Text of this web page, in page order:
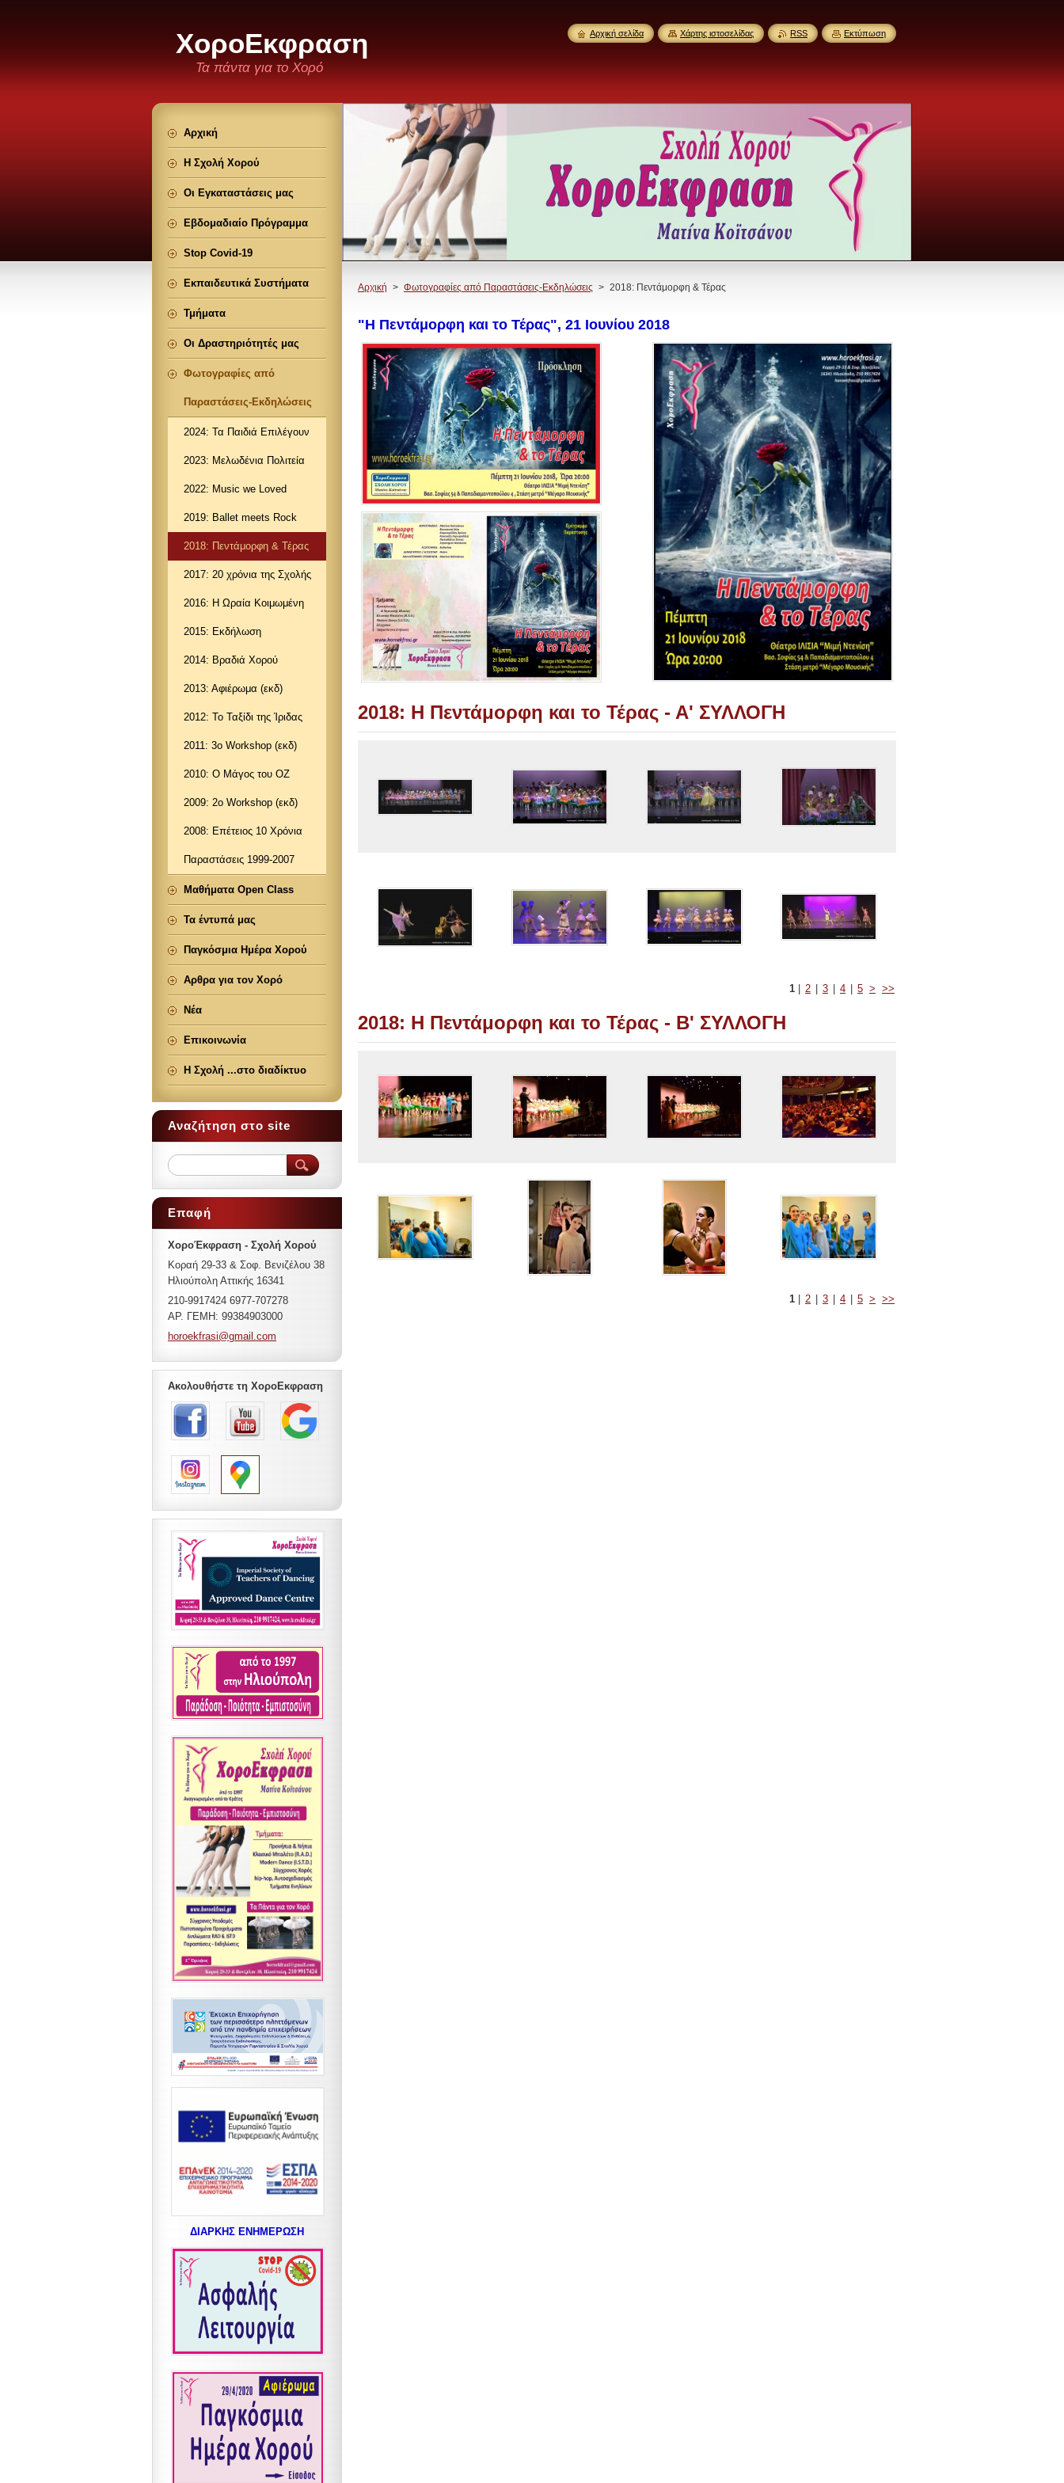
ΧοροΕκφραση
Τα πάντα για το Χορό
Αρχική > Φωτογραφίες από Παραστάσεις-Εκδηλώσεις > 2018: Πεντάμορφη & Τέρας
"Η Πεντάμορφη και το Τέρας", 21 Ιουνίου 2018
2018: Η Πεντάμορφη και το Τέρας - Α' ΣΥΛΛΟΓΗ
1 2 3 4 5 > >>
2018: Η Πεντάμορφη και το Τέρας - Β' ΣΥΛΛΟΓΗ
1 2 3 4 5 > >>
Αρχική
Η Σχολή Χορού
Οι Εγκαταστάσεις μας
Εβδομαδιαίο Πρόγραμμα
Stop Covid-19
Εκπαιδευτικά Συστήματα
Τμήματα
Οι Δραστηριότητές μας
Φωτογραφίες από
Παραστάσεις-Εκδηλώσεις
2024: Τα Παιδιά Επιλέγουν
2023: Μελωδένια Πολιτεία
2022: Music we Loved
2019: Ballet meets Rock
2018: Πεντάμορφη & Τέρας
2017: 20 χρόνια της Σχολής
2016: Η Ωραία Κοιμωμένη
2015: Εκδήλωση
2014: Βραδιά Χορού
2013: Αφιέρωμα (εκδ)
2012: Το Ταξίδι της Ίριδας
2011: 3ο Workshop (εκδ)
2010: Ο Μάγος του ΟΖ
2009: 2o Workshop (εκδ)
2008: Επέτειος 10 Χρόνια
Παραστάσεις 1999-2007
Μαθήματα Open Class
Τα έντυπά μας
Παγκόσμια Ημέρα Χορού
Αρθρα για τον Χορό
Νέα
Επικοινωνία
Η Σχολή ...στο διαδίκτυο
Αναζήτηση στο site
Επαφή
ΧοροΈκφραση - Σχολή Χορού
Κοραή 29-33 & Σοφ. Βενιζέλου 38
Ηλιούπολη Αττικής 16341
210-9917424 6977-707278
ΑΡ. ΓΕΜΗ: 99384903000
horoekfrasi@gmai l.com
Ακολουθήστε τη ΧοροΕκφραση
ΔΙΑΡΚΗΣ ΕΝΗΜΕΡΩΣΗ
Αρχική σελίδα Χάρτης ιστοσελίδας RSS Εκτύπωση